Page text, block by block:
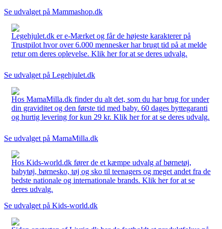
Se udvalget på Mammashop.dk
Legehjulet.dk er e-Mærket og får de højeste karakterer på
Trustpilot hvor over 6.000 mennesker har brugt tid på at melde
retur om deres oplevelse. Klik her for at se deres udvalg.
Se udvalget på Legehjulet.dk
Hos MamaMilla.dk finder du alt det, som du har brug for under
din graviditet og den første tid med baby. 60 dages byttegaranti
og hurtig levering for kun 29 kr. Klik her for at se deres udvalg.
Se udvalget på MamaMilla.dk
Hos Kids-world.dk fører de et kæmpe udvalg af børnetøj,
babytøj, børnesko, tøj og sko til teenagers og meget andet fra de
bedste nationale og internationale brands. Klik her for at se
deres udvalg.
Se udvalget på Kids-world.dk